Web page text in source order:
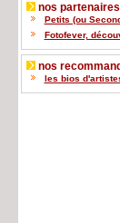
nos
Petits (ou
Fotofever,
nos
les bios